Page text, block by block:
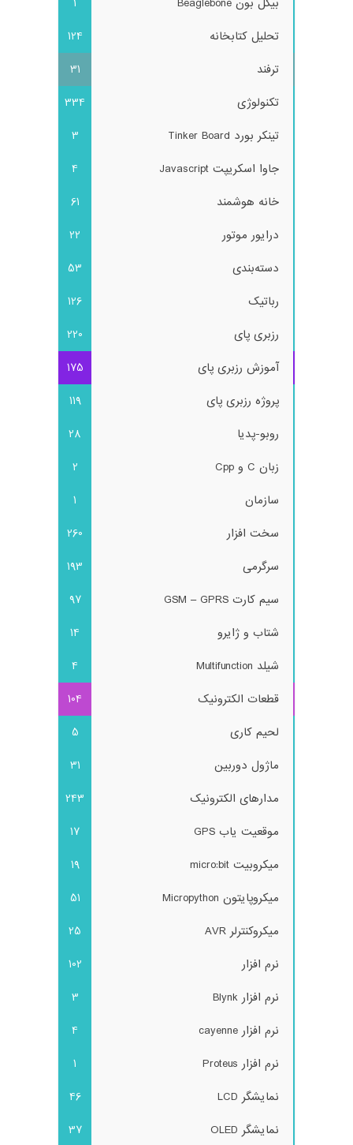
تحلیل کتابخانه
124
ترفند
31
تکنولوژی
334
تینکر بورد Tinker Board
3
جاوا اسکریپت Javascript
4
خانه هوشمند
61
درایور موتور
22
دسته‌بندی
53
رباتیک
126
رزبری پای
220
آموزش رزبری پای
175
پروژه رزبری پای
119
روبو-پدیا
28
زبان C و Cpp
2
سازمان
1
سخت افزار
260
سرگرمی
193
سیم کارت GSM – GPRS
97
شتاب و ژایرو
14
شیلد Multifunction
4
قطعات الکترونیک
104
لحیم کاری
5
ماژول دوربین
31
مدارهای الکترونیک
243
موقعیت یاب GPS
17
میکروبیت micro:bit
19
میکروپایتون Micropython
51
میکروکنترلر AVR
25
نرم افزار
102
نرم افزار Blynk
3
نرم افزار cayenne
4
نرم افزار Proteus
1
نمایشگر LCD
46
نمایشگر OLED
37